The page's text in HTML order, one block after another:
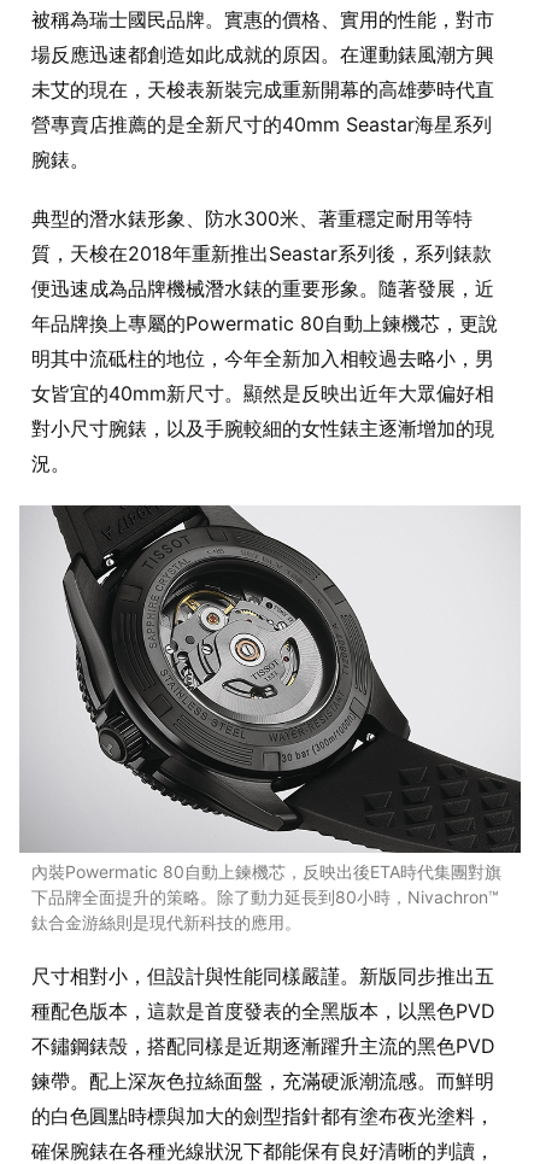
被稱為瑞士國民品牌。實惠的價格、實用的性能，對市
場反應迅速都創造如此成就的原因。在運動錶風潮方興
未艾的現在，天梭表新裝完成重新開幕的高雄夢時代直
營專賣店推薦的是全新尺寸的40mm Seastar海星系列
腕錶。
典型的潛水錶形象、防水300米、著重穩定耐用等特
質，天梭在2018年重新推出Seastar系列後，系列錶款
便迅速成為品牌機械潛水錶的重要形象。隨著發展，近
年品牌換上專屬的Powermatic 80自動上鍊機芯，更說
明其中流砥柱的地位，今年全新加入相較過去略小，男
女皆宜的40mm新尺寸。顯然是反映出近年大眾偏好相
對小尺寸腕錶，以及手腕較細的女性錶主逐漸增加的現
況。
內裝Powermatic 80自動上鍊機芯，反映出後ETA時代集團對旗
下品牌全面提升的策略。除了動力延長到80小時，Nivachron™
鈦合金游絲則是現代新科技的應用。
尺寸相對小，但設計與性能同樣嚴謹。新版同步推出五
種配色版本，這款是首度發表的全黑版本，以黑色PVD
不鏽鋼錶殼，搭配同樣是近期逐漸躍升主流的黑色PVD
鍊帶。配上深灰色拉絲面盤，充滿硬派潮流感。而鮮明
的白色圓點時標與加大的劍型指針都有塗布夜光塗料，
確保腕錶在各種光線狀況下都能保有良好清晰的判讀，